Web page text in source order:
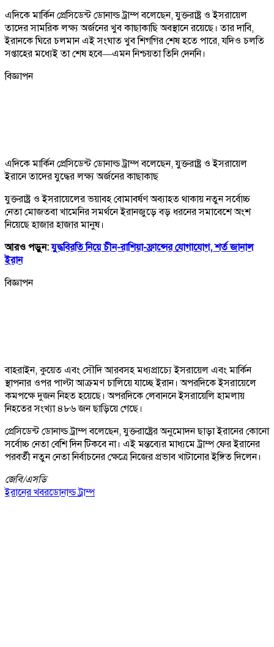
এদিকে মার্কিন প্রেসিডেন্ট ডোনাল্ড ট্রাম্প বলেছেন, যুক্তরাষ্ট্র ও ইসরায়েল
তাদের সামরিক লক্ষ্য অর্জনের খুব কাছাকাছি অবস্থানে রয়েছে। তার দাবি,
ইরানকে ঘিরে চলমান এই সংঘাত খুব শিগগির শেষ হতে পারে, যদিও চলতি
সপ্তাহের মধ্যেই তা শেষ হবে—এমন নিশ্চয়তা তিনি দেননি।
বিজ্ঞাপন
এদিকে মার্কিন প্রেসিডেন্ট ডোনাল্ড ট্রাম্প বলেছেন, যুক্তরাষ্ট্র ও ইসরায়েল
ইরানে তাদের যুদ্ধের লক্ষ্য অর্জনের কাছাকাছ
যুক্তরাষ্ট্র ও ইসরায়েলের ভয়াবহ বোমাবর্ষণ অব্যাহত থাকায় নতুন সর্বোচ্চ
নেতা মোজতবা খামেনির সমর্থনে ইরানজুড়ে বড় ধরনের সমাবেশে অংশ
নিয়েছে হাজার হাজার মানুষ।
আরও পড়ুন:যুদ্ধবিরতি নিয়ে চীন-রাশিয়া-ফ্রান্সের যোগাযোগ, শর্ত জানাল
ইরান
বিজ্ঞাপন
বাহরাইন, কুয়েত এবং সৌদি আরবসহ মধ্যপ্রাচ্যে ইসরায়েল এবং মার্কিন
স্থাপনার ওপর পাল্টা আক্রমণ চালিয়ে যাচ্ছে ইরান। অপরদিকে ইসরায়েলে
কমপক্ষে দুজন নিহত হয়েছে। অপরদিকে লেবাননে ইসরায়েলি হামলায়
নিহতের সংখ্যা ৪৮৬ জন ছাড়িয়ে গেছে।
প্রেসিডেন্ট ডোনাল্ড ট্রাম্প বলেছেন, যুক্তরাষ্ট্রের অনুমোদন ছাড়া ইরানের কোনো
সর্বোচ্চ নেতা বেশি দিন টিকবে না। এই মন্তব্যের মাধ্যমে ট্রাম্প ফের ইরানের
পরবর্তী নতুন নেতা নির্বাচনের ক্ষেত্রে নিজের প্রভাব খাটানোর ইঙ্গিত দিলেন।
জেবি/এসডি
ইরানের খবরডোনাল্ড ট্রাম্প